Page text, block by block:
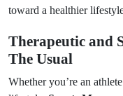
toward a healthier
Therapeutic and
The Usual
Whether you’re an